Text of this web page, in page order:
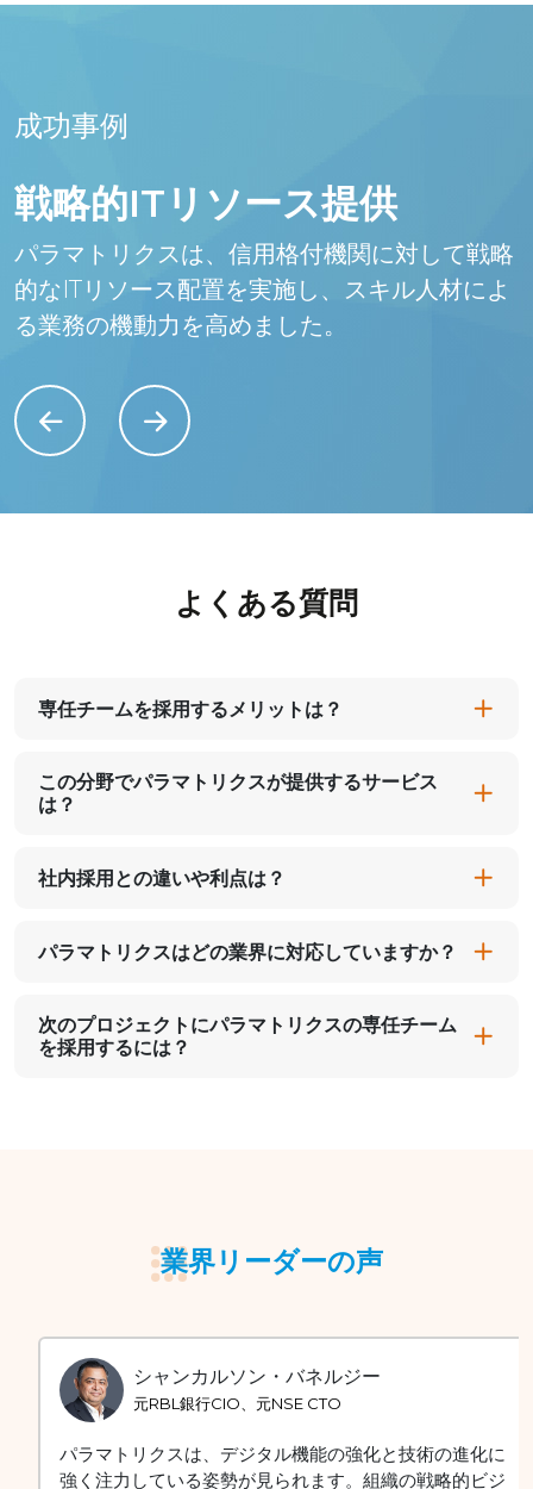
成功事例
戦略的ITリソース提供
パラマトリクスは、信用格付機関に対して戦略
的なITリソース配置を実施し、スキル人材によ
る業務の機動力を高めました。
よくある質問
専任チームを採用するメリットは？
この分野でパラマトリクスが提供するサービス
は？
社内採用との違いや利点は？
パラマトリクスはどの業界に対応していますか？
次のプロジェクトにパラマトリクスの専任チーム
を採用するには？
業界リーダーの声
シャンカルソン・バネルジー
元RBL銀行CIO、元NSE CTO
パラマトリクスは、デジタル機能の強化と技術の進化に
強く注力している姿勢が見られます。組織の戦略的ビジ